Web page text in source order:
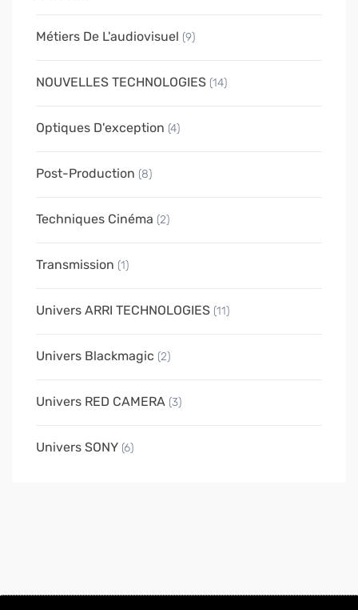
Métiers De L'audiovisuel (9)
NOUVELLES TECHNOLOGIES (14)
Optiques D'exception (4)
Post-Production (8)
Techniques Cinéma (2)
Transmission (1)
Univers ARRI TECHNOLOGIES (11)
Univers Blackmagic (2)
Univers RED CAMERA (3)
Univers SONY (6)